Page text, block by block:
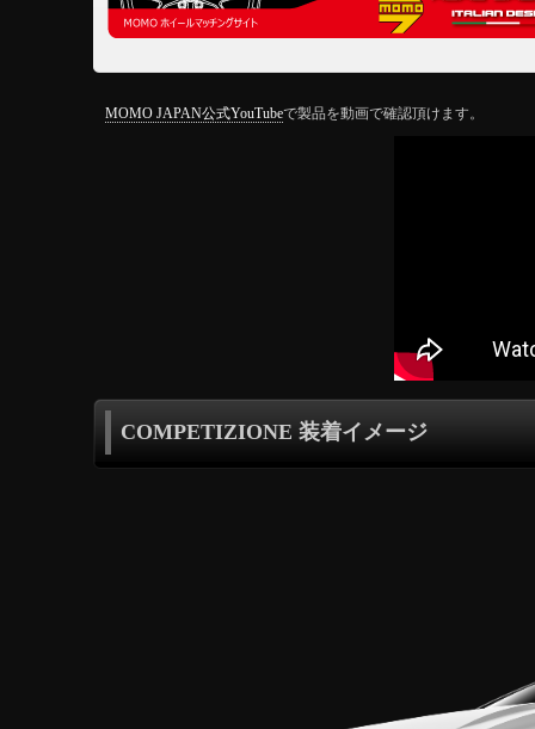
MOMO JAPAN公式YouTubeで製品を動画で確認頂けます。
COMPETIZIONE 装着イメージ